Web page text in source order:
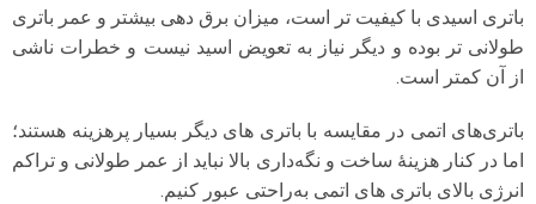
باتری اسیدی با کیفیت تر است، میزان برق دهی بیشتر و عمر باتری
طولانی تر بوده و دیگر نیاز به تعویض اسید نیست و خطرات ناشی
از آن کمتر است.
باتری‌های اتمی در مقایسه با باتری‌ های دیگر بسیار پرهزینه هستند؛
اما در کنار هزینهٔ ساخت و نگه‌داری بالا نباید از عمر طولانی و تراکم
انرژی بالای باتری‌ های اتمی به‌راحتی عبور کنیم.